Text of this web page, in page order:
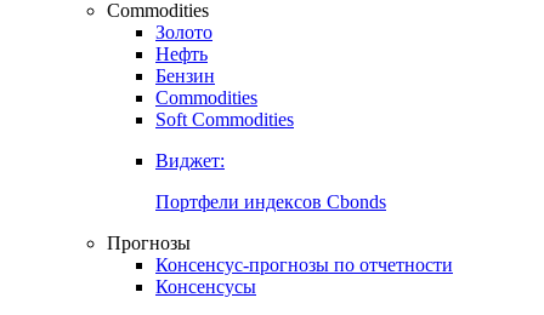
Commodities
Золото
Нефть
Бензин
Commodities
Soft Commodities
Виджет:
Портфели индексов Cbonds
Прогнозы
Консенсус-прогнозы по отчетности
Консенсусы